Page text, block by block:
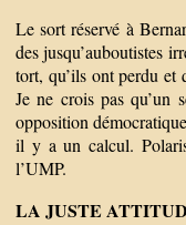
Le sort réservé à
des jusqu’auboutistes
tort, qu’ils ont perdu et
Je ne crois pas qu’un
opposition
il y a un calcul.
l’UMP.
LA JUSTE